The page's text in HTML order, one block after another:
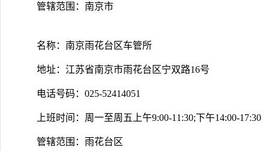
管辖范围：南京市
名称：南京雨花台区车管所
地址：江苏省南京市雨花台区宁双路16号
电话号码：025-52414051
上班时间：周一至周五上午9:00-11:30;下午14:00-17:30
管辖范围：雨花台区